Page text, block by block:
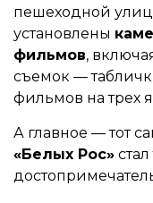
пешеходной
установлены
фильмов,
съемок —
фильмов на трех
А главное — тот
«Белых Рос»